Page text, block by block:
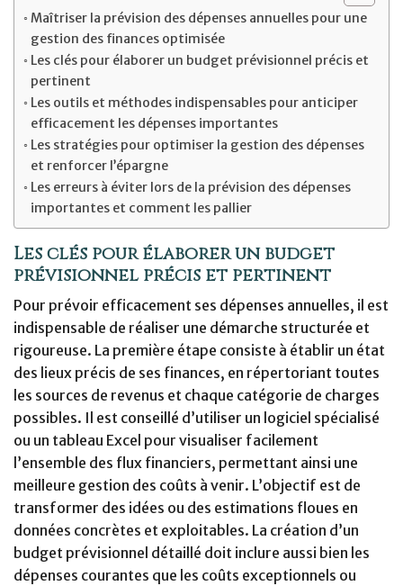
Maîtriser la prévision des dépenses annuelles pour une
gestion des finances optimisée
Les clés pour élaborer un budget prévisionnel précis et
pertinent
Les outils et méthodes indispensables pour anticiper
efficacement les dépenses importantes
Les stratégies pour optimiser la gestion des dépenses
et renforcer l’épargne
Les erreurs à éviter lors de la prévision des dépenses
importantes et comment les pallier
Les clés pour élaborer un budget
prévisionnel précis et pertinent
Pour prévoir efficacement ses dépenses annuelles, il est
indispensable de réaliser une démarche structurée et
rigoureuse. La première étape consiste à établir un état
des lieux précis de ses finances, en répertoriant toutes
les sources de revenus et chaque catégorie de charges
possibles. Il est conseillé d’utiliser un logiciel spécialisé
ou un tableau Excel pour visualiser facilement
l’ensemble des flux financiers, permettant ainsi une
meilleure gestion des coûts à venir. L’objectif est de
transformer des idées ou des estimations floues en
données concrètes et exploitables. La création d’un
budget prévisionnel détaillé doit inclure aussi bien les
dépenses courantes que les coûts exceptionnels ou